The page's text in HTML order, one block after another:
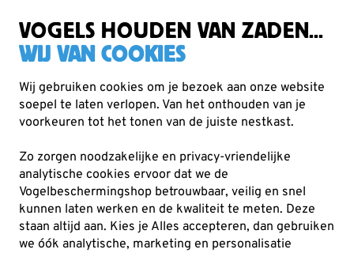
VOGELS HOUDEN VAN ZADEN...
WIJ VAN COOKIES
Wij gebruiken cookies om je bezoek aan onze website
soepel te laten verlopen. Van het onthouden van je
voorkeuren tot het tonen van de juiste nestkast.
Zo zorgen noodzakelijke en privacy-vriendelijke
analytische cookies ervoor dat we de
Vogelbeschermingshop betrouwbaar, veilig en snel
kunnen laten werken en de kwaliteit te meten. Deze
staan altijd aan. Kies je Alles accepteren, dan gebruiken
we óók analytische, marketing en personalisatie
Voederhuisjes & -silo's Waterschalen